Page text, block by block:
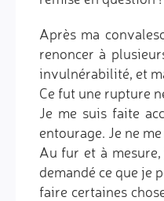
Après ma
renoncer à
invulnérabilité, et
Ce fut une rupture
Je me suis faite
entourage. Je ne
Au fur et à
demandé ce que je
faire certaines